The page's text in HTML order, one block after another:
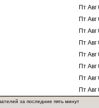
Пт
Пт
Пт
Пт
Пт
Пт
Пт
Пт
за последние пять минут